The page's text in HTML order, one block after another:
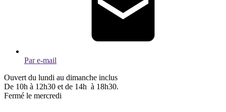
Par e-mail
Ouvert du lundi au dimanche inclus
De 10h à 12h30 et de 14h à 18h30.
Fermé le mercredi